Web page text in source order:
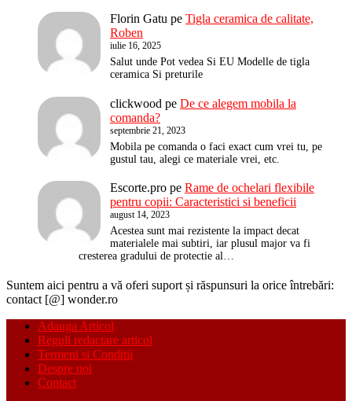
Florin Gatu pe Tigla ceramica de calitate,
Roben
iulie 16, 2025
Salut unde Pot vedea Si EU Modelle de tigla
ceramica Si preturile
clickwood pe De ce alegem mobila la
comanda?
septembrie 21, 2023
Mobila pe comanda o faci exact cum vrei tu, pe
gustul tau, alegi ce materiale vrei, etc.
Escorte.pro pe Rame de ochelari flexibile
pentru copii: Caracteristici si beneficii
august 14, 2023
Acestea sunt mai rezistente la impact decat
materialele mai subtiri, iar plusul major va fi
cresterea gradului de protectie al…
Suntem aici pentru a vă oferi suport și răspunsuri la orice întrebări:
contact [@] wonder.ro
Adauga Articol
Reguli redactare articol
Termeni si Conditii
Despre noi
Contact